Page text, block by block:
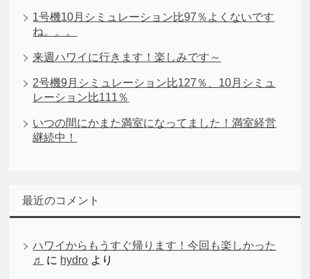
1号機10月シミュレーション比97％よくないです
ね。。。
来週ハワイに行きます！楽しみです～
2号機9月シミュレーション比127％、10月シミュ
レーション比111％
いつの間にかまた満室になってました！満室経営
継続中！
最近のコメント
ハワイからもうすぐ帰ります！今回も楽しかった
♬
に hydro より